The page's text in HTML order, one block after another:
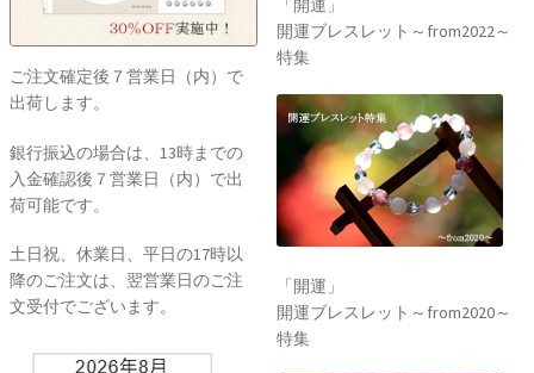
ご注文確定後７営業日（内）で
出荷します。
銀行振込の場合は、13時までの
入金確認後７営業日（内）で出
荷可能です。
土日祝、休業日、平日の17時以
降のご注文は、翌営業日のご注
文受付でございます。
「開運」
開運ブレスレット～from2022～
特集
「開運」
開運ブレスレット～from2020～
特集